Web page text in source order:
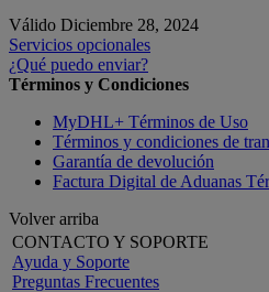
Válido Diciembre 28, 2024
Servicios opcionales
¿Qué puedo enviar?
Términos y Condiciones
MyDHL+ Términos de Uso
Términos y condiciones de
Garantía de devolución
Factura Digital de Aduanas
Volver arriba
CONTACTO Y SOPORTE
Ayuda y Soporte
Preguntas Frecuentes